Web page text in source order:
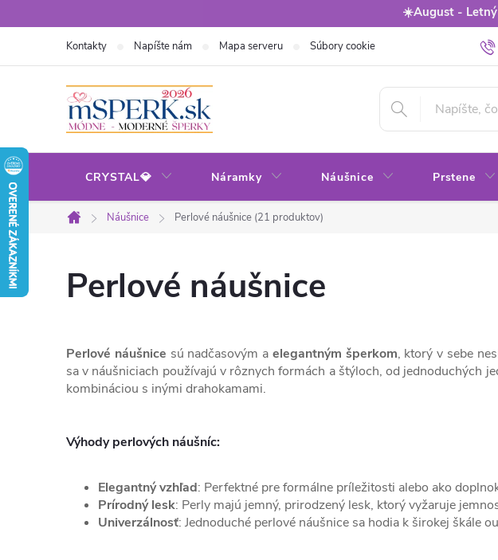
na
☀️August -
Kontakty Napíšte nám Mapa serveru Súbory cookie
CRYSTAL💎 Náramky Náušnice Prstene
Domov
Náušnice Perlové náušnice (21 produktov)
Perlové náušnice
Perlové náušnice sú nadčasovým a elegantným šperkom, ktorý v sebe
sa v náušniciach používajú v rôznych formách a štýloch, od jednoduchých
kombináciou s inými drahokamami.
Výhody perlových náušníc:
Elegantný vzhľad: Perfektné pre formálne príležitosti alebo ako
Prírodný lesk: Perly majú jemný, prirodzený lesk, ktorý vyžaruje
Univerzálnosť: Jednoduché perlové náušnice sa hodia k širokej škále